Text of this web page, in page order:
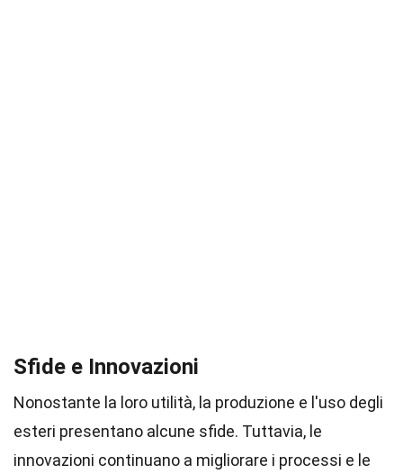
Sfide e Innovazioni
Nonostante la loro utilità, la produzione e l'uso degli
esteri presentano alcune sfide. Tuttavia, le
innovazioni continuano a migliorare i processi e le